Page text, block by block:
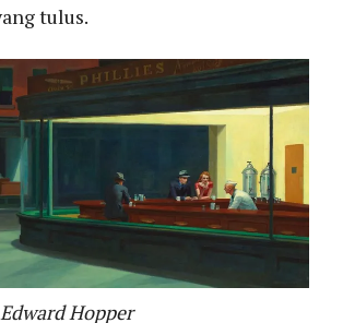
tulus.
Hopper